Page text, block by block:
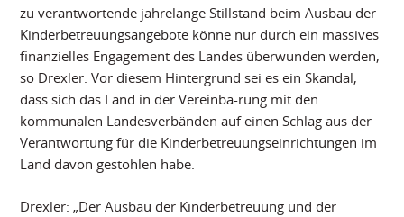
zu verantwortende jahrelange Stillstand beim Ausbau der
Kinderbetreuungsangebote könne nur durch ein massives
finanzielles Engagement des Landes überwunden werden,
so Drexler. Vor diesem Hintergrund sei es ein Skandal,
dass sich das Land in der Vereinba-rung mit den
kommunalen Landesverbänden auf einen Schlag aus der
Verantwortung für die Kinderbetreuungseinrichtungen im
Land davon gestohlen habe.
Drexler: „Der Ausbau der Kinderbetreuung und der